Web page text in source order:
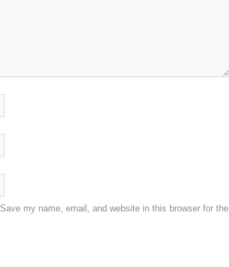
Save my name, email, and website in this browser for the